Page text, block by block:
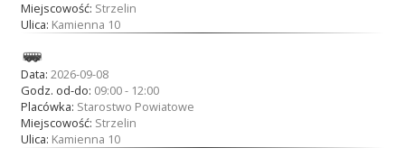
Miejscowość: Strzelin
Ulica: Kamienna 10
Data: 2026-09-08
Godz. od-do: 09:00 - 12:00
Placówka: Starostwo Powiatowe
Miejscowość: Strzelin
Ulica: Kamienna 10